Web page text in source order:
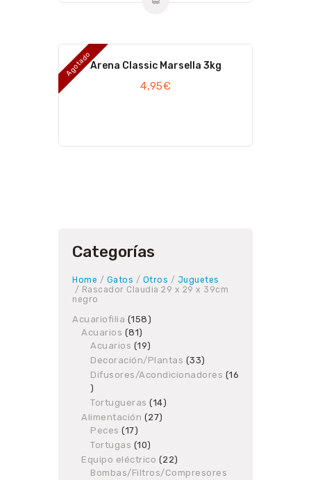
AgotadoArena Classic Marsella 3kg
4,95€
Categorías
Home / Gatos / Otros / Juguetes
/ Rascador Claudia 29 x 29 x 39cm
negro
Acuariofilia 158158
Acuarios 8181
products
Acuarios 1919
products
Decoración/Plantas 3333
products
Difusores/Acondicionadores
16
16
products
Tortugueras 1414
Alimentación 2727
Peces 1717
products
Tortugas 1010
products
Equipo eléctrico 2222
products
Bombas/Filtros/Compresores